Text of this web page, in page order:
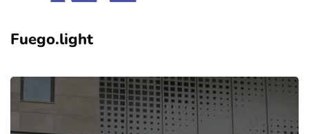
Fuego.light